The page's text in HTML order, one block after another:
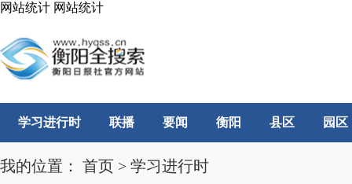
网站统计 网站统计
学习进行时 联播 要闻 衡阳 县区 园区
我的位置： 首页 > 学习进行时